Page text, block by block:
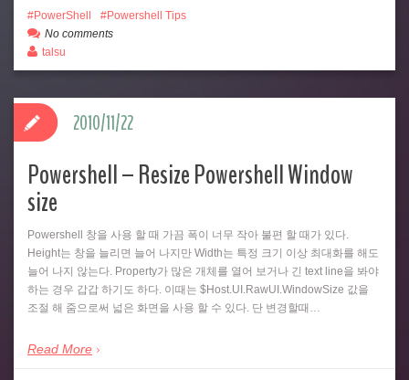
PowerShell
Powershell Tips
No comments
talsu
Powershell – Resize Powershell Window
size
Powershell 창을 사용 할 때 가끔 폭이 너무 작아 불편 할 때가 있다.
Height는 창을 늘리면 늘어 나지만 Width는 특정 크기 이상 최대화를 해도
늘어 나지 않는다. Property가 많은 개체를 열어 보거나 긴 text line을 봐야
하는 경우 갑갑 하기도 하다. 이때는 $Host.UI.RawUI.WindowSize 값을
조절 해 줌으로써 넓은 화면을 사용 할 수 있다. 단 변경할때…
Read More
2010/11/22